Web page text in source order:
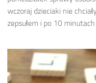
wczoraj dzieciaki nie
zepsułem i po 10